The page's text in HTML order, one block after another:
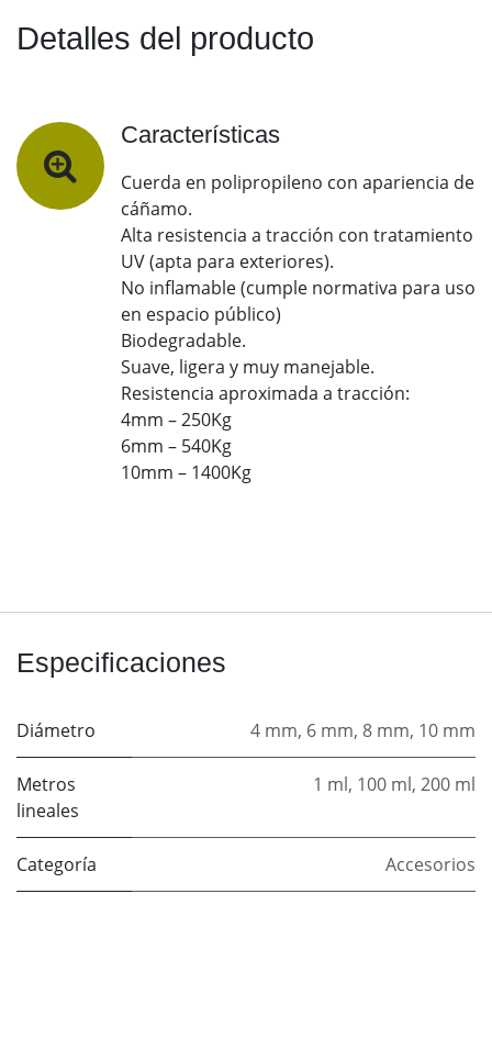
Detalles del producto
Características
Cuerda en polipropileno con apariencia de
cáñamo.
Alta resistencia a tracción con tratamiento
UV (apta para exteriores).
No inflamable (cumple normativa para uso
en espacio público)
Biodegradable.
Suave, ligera y muy manejable.
Resistencia aproximada a tracción:
4mm – 250Kg
6mm – 540Kg
10mm – 1400Kg
Especificaciones
Diámetro 4 mm, 6 mm, 8 mm, 10 mm
Metros
lineales
1 ml, 100 ml, 200 ml
Categoría Accesorios